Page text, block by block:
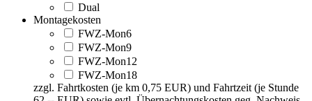
Dual
Montagekosten
FWZ-Mon6
FWZ-Mon9
FWZ-Mon12
FWZ-Mon18
zzgl. Fahrtkosten (je km 0,75 EUR) und Fahrtzeit (je Stunde